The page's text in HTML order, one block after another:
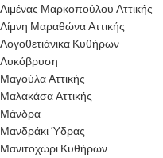
Λιμένας Μαρκοπούλου Αττικής
Λίμνη Μαραθώνα Αττικής
Λογοθετιάνικα Κυθήρων
Λυκόβρυση
Μαγούλα Αττικής
Μαλακάσα Αττικής
Μάνδρα
Μανδράκι Ύδρας
Μανιτοχώρι Κυθήρων